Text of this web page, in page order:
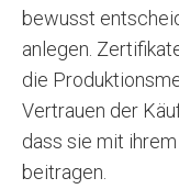
bewusst
anlegen.
die
Vertrauen der
dass sie mit
beitragen.